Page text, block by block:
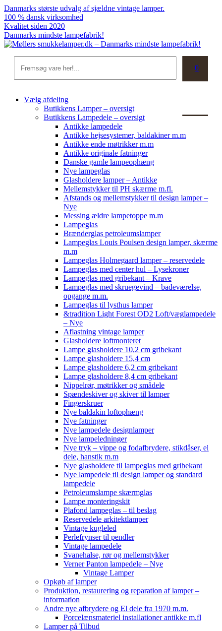
Skip
to
content
Danmarks største udvalg af sjældne vintage lamper.
100 % dansk virksomhed
Kvalitet siden 2020
Danmarks mindste lampefabrik!
0
Vælg afdeling
Butikkens Lamper – oversigt
Butikkens Lampedele – oversigt
Antikke lampedele
Antikke hejsesystemer, baldakiner m.m
Antikke ende møtrikker m.m
Antikke originale fatninger
Danske gamle lampeophæng
Nye lampeglas
Glasholdere lamper – Antikke
Mellemstykker til PH skærme m.fl.
Afstands og mellemstykker til design lamper –
Nye
Messing ældre lampetoppe m.m
Lampeglas
Brænderglas petroleumslamper
Lampeglas Louis Poulsen design lamper, skærme
m.m
Lampeglas Holmegaard lamper – reservedele
Lampeglas med center hul – Lysekroner
Lampeglas med gribekant – Krave
Lampeglas med skruegevind – badeværelse,
opgange m.m.
Lampeglas til lysthus lamper
&tradition Light Forest OD2 Loft/væglampedele
– Nye
Aflastning vintage lamper
Glasholdere loftmonteret
Lampe glasholdere 10,2 cm gribekant
Lampe glasholdere 15,4 cm
Lampe glasholdere 6,2 cm gribekant
Lampe glasholdere 8,4 cm gribekant
Nippelrør, møtrikker og smådele
Spændeskiver og skiver til lamper
Fingerskruer
Nye baldakin loftophæng
Nye fatninger
Nye lampedele designlamper
Nye lampeledninger
Nye tryk – vippe og fodafbrydere, stikdåser, el
dele, hanstik m.m
Nye glasholdere til lampeglas med gribekant
Nye lampedele til design lamper og standard
lampedele
Petroleumslampe skærmglas
Lampe monteringskit
Plafond lampeglas – til beslag
Reservedele arkitektlamper
Vintage kugleled
Perlefrynser til pendler
Vintage lampedele
Svanehalse, rør og mellemstykker
Verner Panton lampedele – Nye
Vintage Lamper
Opkøb af lamper
Produktion, restaurering og reparation af lamper –
information
Andre nye afbrydere og El dele fra 1970 m.m.
Porcelænsmateriel installationer antikke m.fl
Lamper på Tilbud